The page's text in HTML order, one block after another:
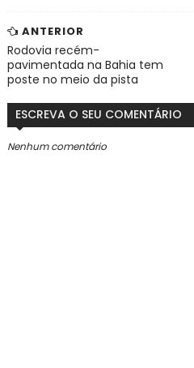
ANTERIOR
Rodovia recém-
pavimentada na Bahia tem
poste no meio da pista
ESCREVA O SEU COMENTÁRIO
Nenhum comentário